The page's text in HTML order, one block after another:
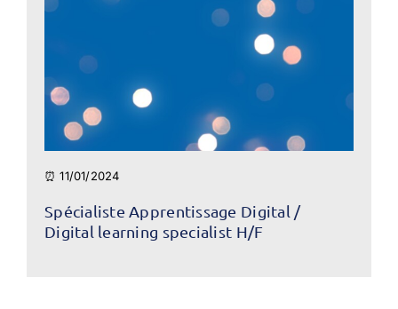
⏰ 11/01/2024
Spécialiste Apprentissage Digital /
Digital learning specialist H/F